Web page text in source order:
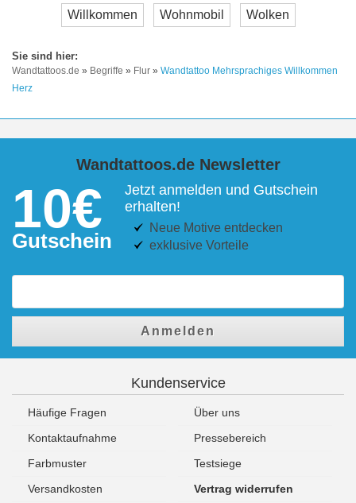
Willkommen Wohnmobil Wolken
Wandtattoos.de » Begriffe » Flur » Wandtattoo Mehrsprachiges Willkommen
Herz
Wandtattoos.de Newsletter
10€
Gutschein
Jetzt anmelden und Gutschein
erhalten!
Neue Motive entdecken
exklusive Vorteile
Anmelden
Kundenservice
Häufige Fragen
Über uns
Kontaktaufnahme
Pressebereich
Farbmuster
Testsiege
Versandkosten
Vertrag widerrufen